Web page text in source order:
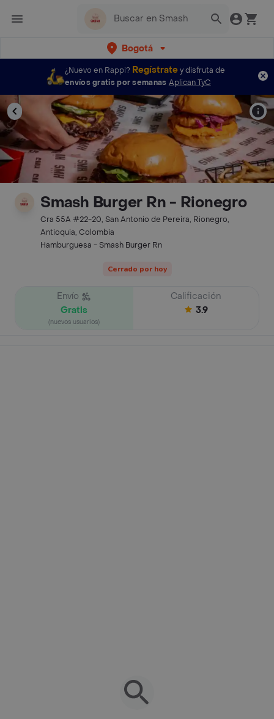
Bogotá
¿Nuevo en Rappi? Regístratey disfruta de
envíos gratis por semanas Aplican TyC
Smash Burger Rn - Rionegro
Cra 55A #22-20, San Antonio de Pereira, Rionegro,
Antioquia, Colombia
Hamburguesa - Smash Burger Rn
Cerrado por hoy
Envío
Gratis
(nuevos usuarios)
Calificación
3.9